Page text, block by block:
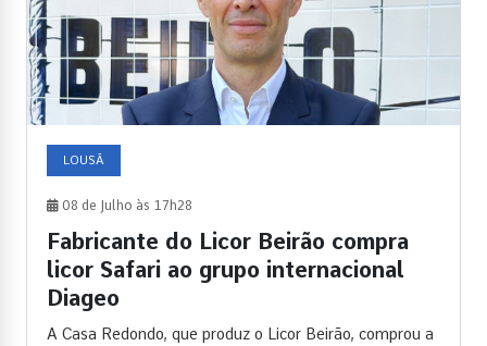
LOUSÃ
08 de Julho às 17h28
Fabricante do Licor Beirão compra
licor Safari ao grupo internacional
Diageo
A Casa Redondo, que produz o Licor Beirão, comprou a